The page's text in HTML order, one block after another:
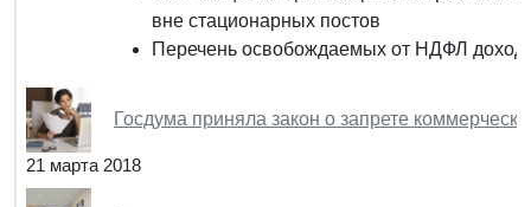
вне стационарных постов
Перечень освобождаемых от НДФЛ
Госдума приняла закон о запрете
21 марта 2018